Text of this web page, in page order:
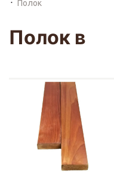
Полок
Полок в